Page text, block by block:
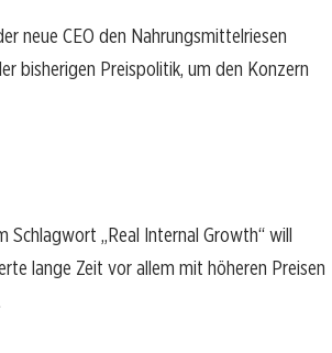
neue CEO den Nahrungsmittelriesen
bisherigen Preispolitik, um den Konzern
Schlagwort „Real Internal Growth“ will
lange Zeit vor allem mit höheren Preisen